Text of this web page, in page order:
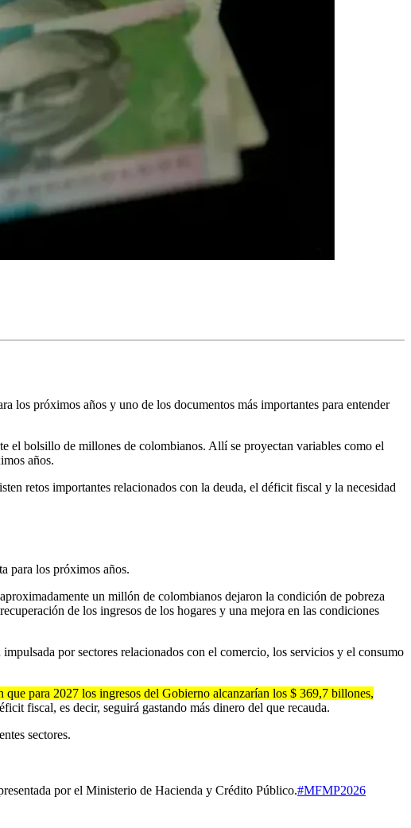
próximos años y uno de los documentos más importantes para entender
el bolsillo de millones de colombianos. Allí se proyectan variables como el
años.
retos importantes relacionados con la deuda, el déficit fiscal y la necesidad
para los próximos años.
un millón de colombianos dejaron la condición de pobreza
de los ingresos de los hogares y una mejora en las condiciones
por sectores relacionados con el comercio, los servicios y el consumo
para 2027 los ingresos del Gobierno alcanzarían los $ 369,7 billones,
fiscal, es decir, seguirá gastando más dinero del que recauda.
sectores.
por el Ministerio de Hacienda y Crédito Público.#MFMP2026